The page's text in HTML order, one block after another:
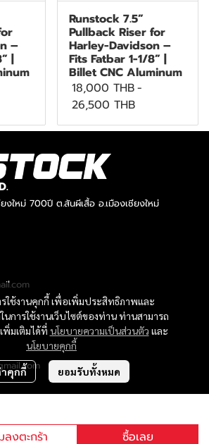
–
|
Runstock 7.5”
Pullback Riser for
Harley-Davidson –
Fits Fatbar 1-1/8” |
Billet CNC Aluminum
18,000 THB-
26,500 THB
ลงตะกร้า ซื้อเลย
ใช้งานคุกกี้ เพื่อเพิ่มประสิทธิภาพและ
การใช้งานเว็บไซต์ของท่าน ท่านสามารถ
พิ่มเติมได้ที่ นโยบายความเป็นส่วนตัว และ
นโยบายคุกกี้
คุกกี้ ยอมรับทั้งหมด
ใหม่ 700ปี ต.สันผีเสื้อ อ.เมืองเชียงใหม่
2023 © RUNSTOCK CO.,LTD.